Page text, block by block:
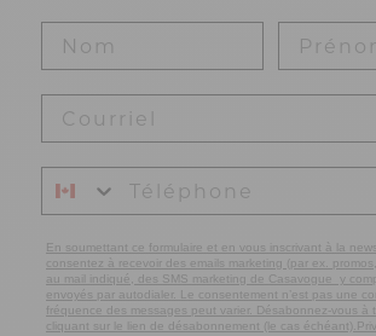
En soumettant ce formulaire et en vous inscrivant à la
consentez à recevoir des emails marketing (par ex.
au mail indiqué, des SMS marketing de Casavogue y
envoyés par autodialer. Le consentement n’est pas une
fréquence des messages peut varier. Désabonnez-vous à
cliquant sur le lien de désabonnement (le cas